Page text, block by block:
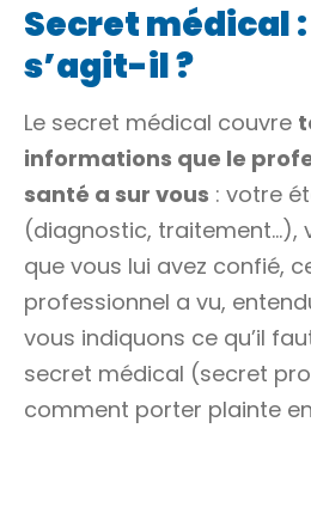
Secret médical
s’agit-il ?
Le secret médical couvre
informations que le
santé a sur vous : votre
(diagnostic, traitement…),
que vous lui avez confié,
professionnel a vu,
vous indiquons ce qu’il
secret médical (secret
comment porter plainte